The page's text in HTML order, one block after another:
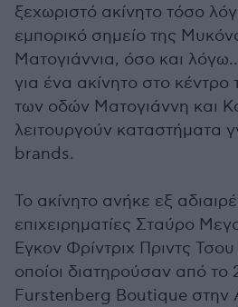
ξεχωριστό ακίνητο τόσο
εμπορικό σημείο της
Ματογιάννια, όσο και
για ένα ακίνητο στο κέντρο
των οδών Ματογιάννη και
λειτουργούν καταστήματα
brands.
Το ακίνητο ανήκε εξ
επιχειρηματίες Σταύρο
Εγκον Φρίντριχ Πριντς
οποίοι διατηρούσαν από το
Furstenberg Boutique στην